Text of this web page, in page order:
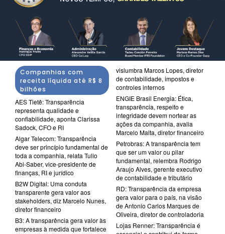
Companhias com
receita líquida até R$ 8
bilhões
AES Tietê: Transparência
representa qualidade e
confiabilidade, aponta Clarissa
Sadock, CFO e RI
Algar Telecom: Transparência
deve ser princípio fundamental de
toda a companhia, relata Tulio
Abi-Saber, vice-presidente de
finanças, RI e jurídico
B2W Digital: Uma conduta
transparente gera valor aos
stakeholders, diz Marcelo Nunes,
diretor financeiro
B3: A transparência gera valor às
empresas à medida que fortalece
vislumbra Marcos Lopes, diretor
de contabilidade, impostos e
controles internos
ENGIE Brasil Energia: Ética,
transparência, respeito e
integridade devem nortear as
ações da companhia, avalia
Marcelo Malta, diretor financeiro
Petrobras: A transparência tem
que ser um valor ou pilar
fundamental, relembra Rodrigo
Araujo Alves, gerente executivo
de contabilidade e tributário
RD: Transparência da empresa
gera valor para o país, na visão
de Antonio Carlos Marques de
Oliveira, diretor de controladoria
Lojas Renner: Transparência é